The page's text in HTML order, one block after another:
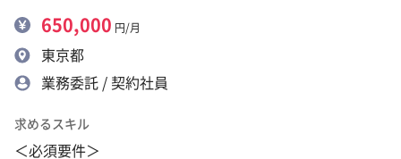
650,000 円/月
東京都
業務委託 / 契約社員
求めるスキル
＜必須要件＞